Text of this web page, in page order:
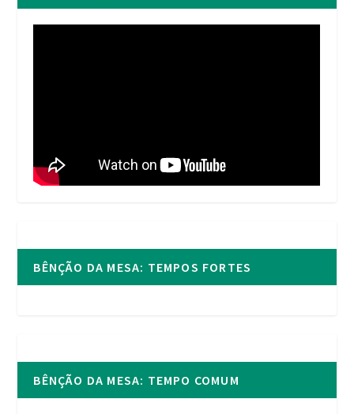
BÊNÇÃO DA MESA: TEMPOS FORTES
BÊNÇÃO DA MESA: TEMPO COMUM